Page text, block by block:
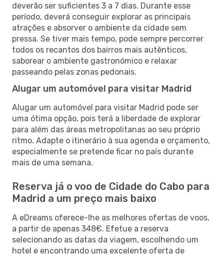
deverão ser suficientes 3 a 7 dias. Durante esse
período, deverá conseguir explorar as principais
atrações e absorver o ambiente da cidade sem
pressa. Se tiver mais tempo, pode sempre percorrer
todos os recantos dos bairros mais autênticos,
saborear o ambiente gastronómico e relaxar
passeando pelas zonas pedonais.
Alugar um automóvel para visitar Madrid
Alugar um automóvel para visitar Madrid pode ser
uma ótima opção, pois terá a liberdade de explorar
para além das áreas metropolitanas ao seu próprio
ritmo. Adapte o itinerário à sua agenda e orçamento,
especialmente se pretende ficar no país durante
mais de uma semana.
Reserva já o voo de Cidade do Cabo para
Madrid a um preço mais baixo
A eDreams oferece-lhe as melhores ofertas de voos,
a partir de apenas 348€. Efetue a reserva
selecionando as datas da viagem, escolhendo um
hotel e encontrando uma excelente oferta de